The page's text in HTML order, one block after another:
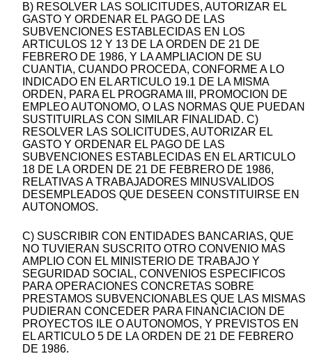
B) RESOLVER LAS SOLICITUDES, AUTORIZAR EL
GASTO Y ORDENAR EL PAGO DE LAS
SUBVENCIONES ESTABLECIDAS EN LOS
ARTICULOS 12 Y 13 DE LA ORDEN DE 21 DE
FEBRERO DE 1986, Y LA AMPLIACION DE SU
CUANTIA, CUANDO PROCEDA, CONFORME A LO
INDICADO EN EL ARTICULO 19.1 DE LA MISMA
ORDEN, PARA EL PROGRAMA III, PROMOCION DE
EMPLEO AUTONOMO, O LAS NORMAS QUE PUEDAN
SUSTITUIRLAS CON SIMILAR FINALIDAD. C)
RESOLVER LAS SOLICITUDES, AUTORIZAR EL
GASTO Y ORDENAR EL PAGO DE LAS
SUBVENCIONES ESTABLECIDAS EN EL ARTICULO
18 DE LA ORDEN DE 21 DE FEBRERO DE 1986,
RELATIVAS A TRABAJADORES MINUSVALIDOS
DESEMPLEADOS QUE DESEEN CONSTITUIRSE EN
AUTONOMOS.
C) SUSCRIBIR CON ENTIDADES BANCARIAS, QUE
NO TUVIERAN SUSCRITO OTRO CONVENIO MAS
AMPLIO CON EL MINISTERIO DE TRABAJO Y
SEGURIDAD SOCIAL, CONVENIOS ESPECIFICOS
PARA OPERACIONES CONCRETAS SOBRE
PRESTAMOS SUBVENCIONABLES QUE LAS MISMAS
PUDIERAN CONCEDER PARA FINANCIACION DE
PROYECTOS ILE O AUTONOMOS, Y PREVISTOS EN
EL ARTICULO 5 DE LA ORDEN DE 21 DE FEBRERO
DE 1986.